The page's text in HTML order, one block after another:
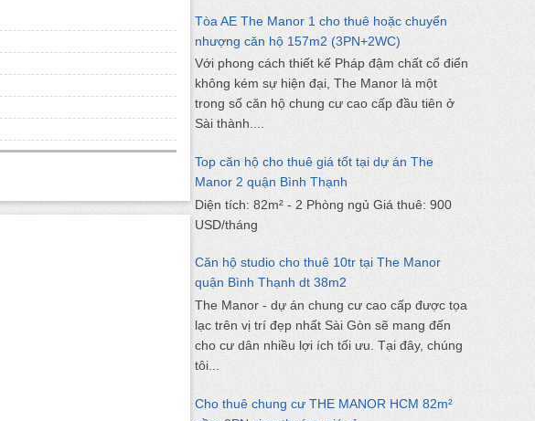
Tòa AE The Manor 1 cho thuê hoặc chuyển
nhượng căn hộ 157m2 (3PN+2WC)
Với phong cách thiết kế Pháp đậm chất cổ điển
không kém sự hiện đại, The Manor là một
trong số căn hộ chung cư cao cấp đầu tiên ở
Sài thành....
Top căn hộ cho thuê giá tốt tại dự án The
Manor 2 quận Bình Thạnh
Diện tích: 82m² - 2 Phòng ngủ Giá thuê: 900
USD/tháng
Căn hộ studio cho thuê 10tr tại The Manor
quận Bình Thạnh dt 38m2
The Manor - dự án chung cư cao cấp được tọa
lạc trên vị trí đẹp nhất Sài Gòn sẽ mang đến
cho cư dân nhiều lợi ích tối ưu. Tại đây, chúng
tôi...
Cho thuê chung cư THE MANOR HCM 82m²